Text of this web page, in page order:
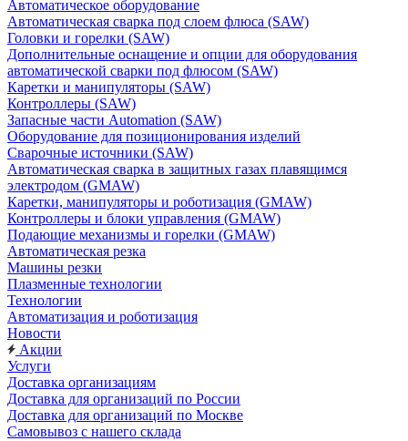
Автоматическое оборудование
Автоматическая сварка под слоем флюса (SAW)
Головки и горелки (SAW)
Дополнительные оснащение и опции для оборудования
автоматической сварки под флюсом (SAW)
Каретки и манипуляторы (SAW)
Контроллеры (SAW)
Запасные части Automation (SAW)
Оборудование для позиционирования изделий
Сварочные источники (SAW)
Автоматическая сварка в защитных газах плавящимся
электродом (GMAW)
Каретки, манипуляторы и роботизация (GMAW)
Контроллеры и блоки управления (GMAW)
Подающие механизмы и горелки (GMAW)
Автоматическая резка
Машины резки
Плазменные технологии
Технологии
Автоматизация и роботизация
Новости
Акции
Услуги
Доставка организациям
Доставка для организаций по России
Доставка для организаций по Москве
Самовывоз с нашего склада